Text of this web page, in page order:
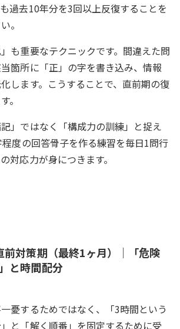
過去10年分を3回以上反復することを
。
」も重要なテクニックです。間違えた問
箇所に「正」の字を書き込み、情報
します。こうすることで、直前期の復
。
」ではなく「構成力の訓練」と捉え
度の回答骨子を作る練習を毎日1問行
対応力が身につきます。
前対策期（最終1ヶ月）｜「危険
と時間配分
憂するためではなく、「3時間という
と「解く順番」を固定するために受